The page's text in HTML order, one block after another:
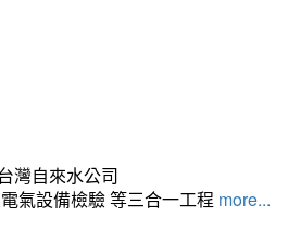
灣自來水公司
氣設備檢驗 等三合一工程 more...